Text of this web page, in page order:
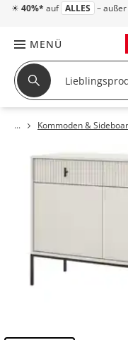
☀ 40%* auf ALLES –
MENÜ
Kommoden &